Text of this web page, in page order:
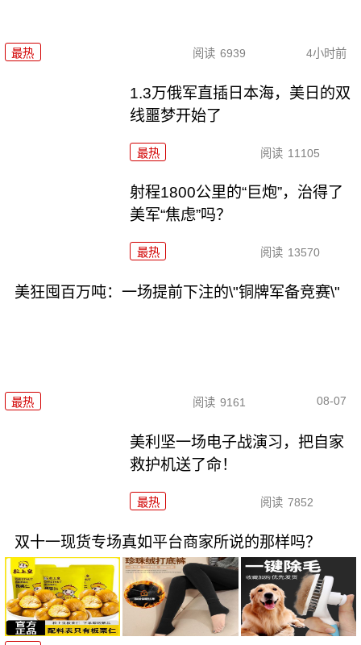
最热 阅读 6939 4小时前
1.3万俄军直插日本海，美日的双
线噩梦开始了
最热 阅读 11105
射程1800公里的“巨炮”，治得了
美军“焦虑”吗？
最热 阅读 13570
美狂囤百万吨：一场提前下注的\"铜牌军备竞赛\"
最热 阅读 9161 08-07
美利坚一场电子战演习，把自家
救护机送了命！
最热 阅读 7852
双十一现货专场真如平台商家所说的那样吗？